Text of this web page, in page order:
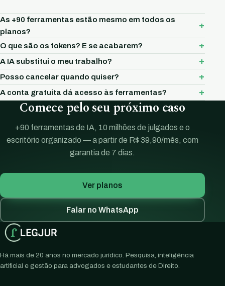
As +90 ferramentas estão mesmo em todos os
planos?
O que são os tokens? E se acabarem?
A IA substitui o meu trabalho?
Posso cancelar quando quiser?
A conta gratuita dá acesso às ferramentas?
Comece pelo seu próximo caso
+90 ferramentas de IA, 10 milhões de julgados e o
escritório organizado — a partir de R$ 39,90/mês, com
garantia de 7 dias.
Ver planos
Falar no WhatsApp
Há mais de 20 anos no mercado jurídico. Pesquisa, inteligência
artificial e gestão para advogados e estudantes de Direito.